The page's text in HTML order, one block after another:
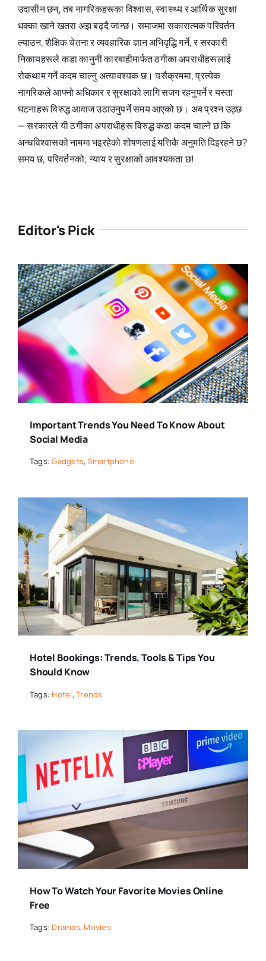
उदासीन छन्, तब नागरिकहरूका विश्वास, स्वास्थ्य र आर्थिक सुरक्षा
धक्का खाने खतरा अझ बढ्दै जान्छ। समाजमा सकारात्मक परिवर्तन
ल्याउन, शैक्षिक चेतना र व्यवहारिक ज्ञान अभिवृद्धि गर्ने, र सरकारी
निकायहरूले कडा कानुनी कारबाहीमार्फत ठगीका अपराधीहरूलाई
रोकथाम गर्ने कदम चाल्नु अत्यावश्यक छ। यसैक्रममा, प्रत्येक
नागरिकले आफ्नो अधिकार र सुरक्षाको लागि सजग रहनुपर्ने र यस्ता
घटनाहरू विरुद्ध आवाज उठाउनुपर्ने समय आएको छ। अब प्रश्न उठ्छ
— सरकारले यी ठगीका अपराधीहरू विरुद्ध कडा कदम चाल्ने छ कि
अन्धविश्वासको नाममा भइरहेको शोषणलाई यत्तिकै अनुमति दिइरहने छ?
समय छ, परिवर्तनको; न्याय र सुरक्षाको आवश्यकता छ!
Editor's Pick
Important Trends You Need To Know About
Social Media
Tags:Gadgets, Smartphone
Hotel Bookings: Trends, Tools & Tips You
Should Know
Tags: Hotel,Trends
How To Watch Your Favorite Movies Online
Free
Tags: Dramas, Movies